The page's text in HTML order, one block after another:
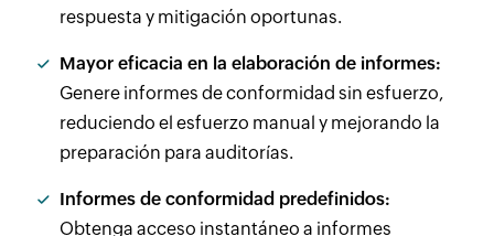
respuesta y mitigación oportunas.
Mayor eficacia en la elaboración de informes:
Genere informes de conformidad sin esfuerzo,
reduciendo el esfuerzo manual y mejorando la
preparación para auditorías.
Informes de conformidad predefinidos:
Obtenga acceso instantáneo a informes